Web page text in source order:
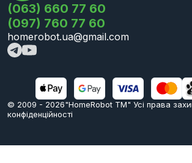
(063) 660 77 60
(097) 760 77 60
homerobot.ua@gmail.com
© 2009 - 2026"HomeRobot ТМ" Усi права
конфіденційності